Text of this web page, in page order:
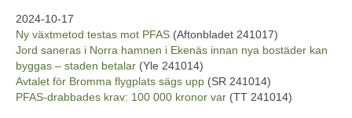
2024-10-17
Ny växtmetod testas mot PFAS (Aftonbladet 241017)
Jord saneras i Norra hamnen i Ekenäs innan nya bostäder kan
byggas – staden betalar (Yle 241014)
Avtalet för Bromma flygplats sägs upp (SR 241014)
PFAS-drabbades krav: 100 000 kronor var (TT 241014)